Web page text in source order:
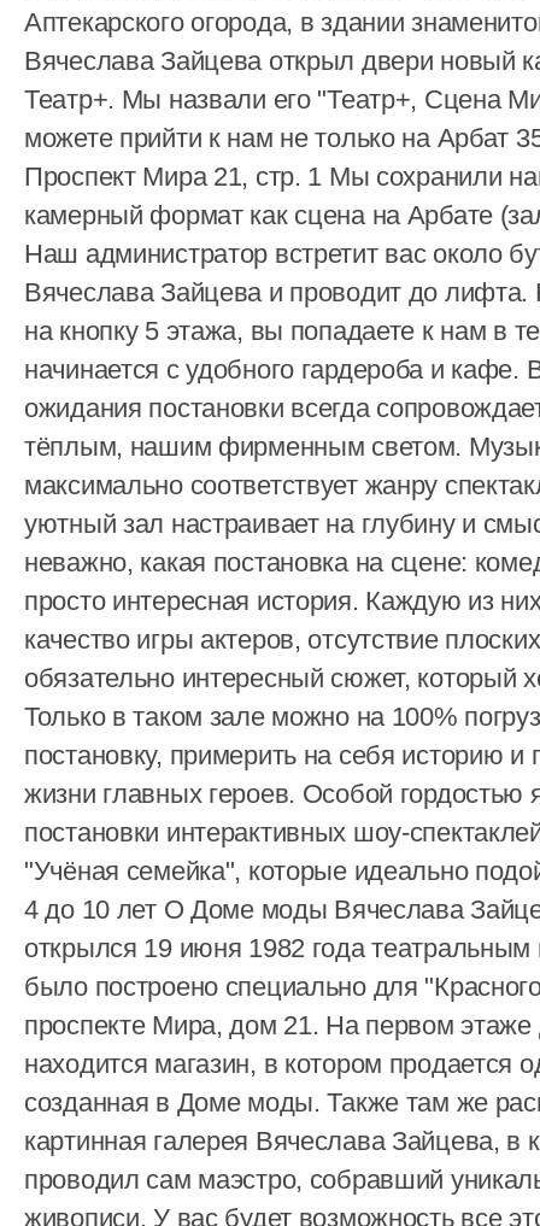
Аптекарского огорода, в здании
Вячеслава Зайцева открыл двери новый
Театр+. Мы назвали его "Театр+, Сцена
можете прийти к нам не только на Арбат
Проспект Мира 21, стр. 1 Мы сохранили
камерный формат как сцена на Арбате
Наш администратор встретит вас около
Вячеслава Зайцева и проводит до
на кнопку 5 этажа, вы попадаете к нам в
начинается с удобного гардероба и
ожидания постановки всегда
тёплым, нашим фирменным светом.
максимально соответствует жанру
уютный зал настраивает на глубину и
неважно, какая постановка на сцене:
просто интересная история. Каждую из
качество игры актеров, отсутствие
обязательно интересный сюжет, который
Только в таком зале можно на 100%
постановку, примерить на себя историю и
жизни главных героев. Особой гордостью
постановки интерактивных шоу-
"Учёная семейка", которые идеально
4 до 10 лет О Доме моды Вячеслава
открылся 19 июня 1982 года театральным
было построено специально для
проспекте Мира, дом 21. На первом этаже
находится магазин, в котором продается
созданная в Доме моды. Также там же
картинная галерея Вячеслава Зайцева, в
проводил сам маэстро, собравший
живописи. У вас будет возможность все